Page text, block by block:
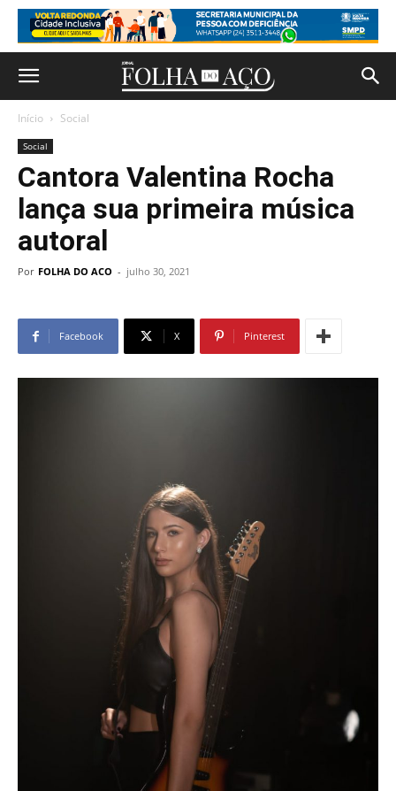
Início Social
Social
Cantora Valentina Rocha
lança sua primeira música
autoral
Por FOLHA DO ACO - julho 30, 2021
Facebook X Pinterest